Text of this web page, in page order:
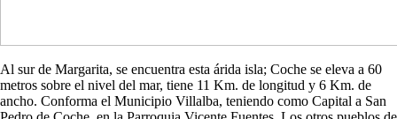
Al sur de Margarita, se encuentra esta árida isla; Coche se eleva a 60
metros sobre el nivel del mar, tiene 11 Km. de longitud y 6 Km. de
ancho. Conforma el Municipio Villalba, teniendo como Capital a San